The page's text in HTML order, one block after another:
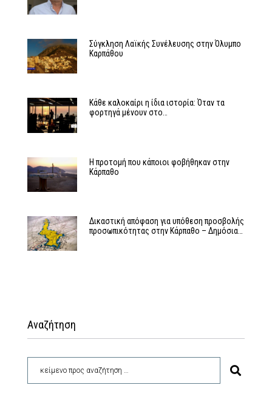
Σύγκληση Λαϊκής Συνέλευσης στην Όλυμπο
Καρπάθου
Κάθε καλοκαίρι η ίδια ιστορία: Όταν τα
φορτηγά μένουν στο…
Η προτομή που κάποιοι φοβήθηκαν στην
Κάρπαθο
Δικαστική απόφαση για υπόθεση προσβολής
προσωπικότητας στην Κάρπαθο – Δημόσια…
Αναζήτηση